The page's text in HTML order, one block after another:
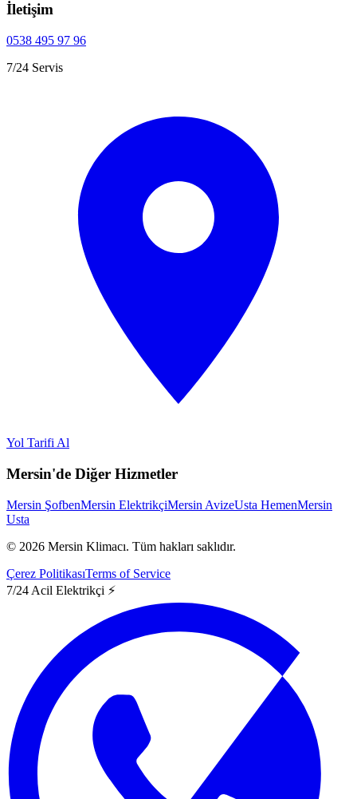
İletişim
0538 495 97 96
7/24 Servis
Yol Tarifi Al
Mersin'de Diğer Hizmetler
Mersin ŞofbenMersin ElektrikçiMersin AvizeUsta HemenMersin
Usta
© 2026 Mersin Klimacı. Tüm hakları saklıdır.
Çerez PolitikasıTerms of Service
7/24 Acil Elektrikçi ⚡